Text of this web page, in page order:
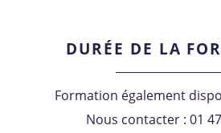
DURÉE DE LA
Formation également
Nous contacter : 01